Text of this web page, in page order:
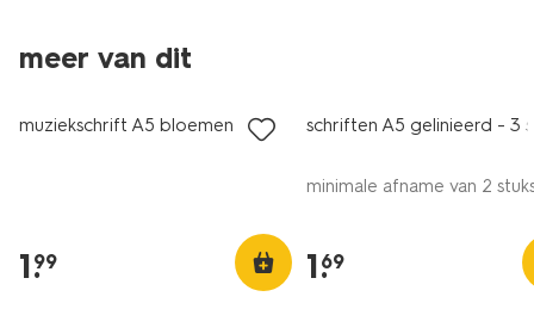
meer van dit
nieuw
muziekschrift A5 bloemen
1.
99
schriften A5 gelinieerd - 3
minimale afname van 2
1.
69